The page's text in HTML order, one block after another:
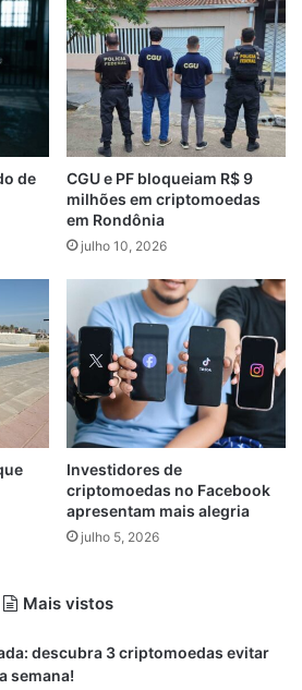
de
CGU e PF bloqueiam R$ 9
milhões em criptomoedas
em Rondônia
julho 10, 2026
Investidores de
criptomoedas no Facebook
apresentam mais alegria
julho 5, 2026
Mais vistos
descubra 3 criptomoedas evitar
semana!